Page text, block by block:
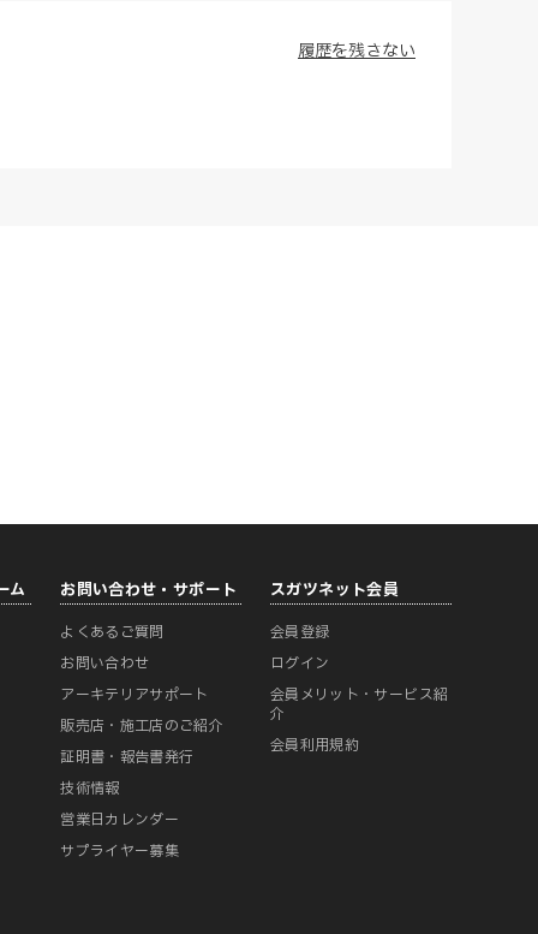
履歴を残さない
ム お問い合わせ・サポート
よくあるご質問
お問い合わせ
アーキテリアサポート
販売店・施工店のご紹介
証明書・報告書発行
技術情報
営業日カレンダー
サプライヤー募集
スガツネット会員
会員登録
ログイン
会員メリット・サービス紹
介
会員利用規約